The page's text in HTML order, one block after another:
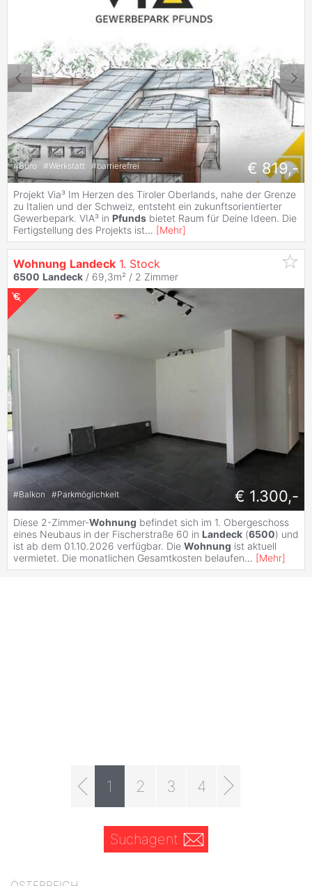
#Büro #Werkstatt #barrierefrei € 819,-
Projekt Via³ Im Herzen des Tiroler Oberlands, nahe der Grenze
zu Italien und der Schweiz, entsteht ein zukunftsorientierter
Gewerbepark. VIA³ in Pfunds bietet Raum für Deine Ideen. Die
Fertigstellung des Projekts ist... [Mehr]
Wohnung Landeck 1. Stock
6500 Landeck / 69,3m² / 2 Zimmer
#Balkon #Parkmöglichkeit € 1.300,-
Diese 2-Zimmer-Wohnung befindet sich im 1. Obergeschoss
eines Neubaus in der Fischerstraße 60 in Landeck (6500) und
ist ab dem 01.10.2026 verfügbar. Die Wohnung ist aktuell
vermietet. Die monatlichen Gesamtkosten belaufen... [Mehr]
1 2 3 4
Suchagent